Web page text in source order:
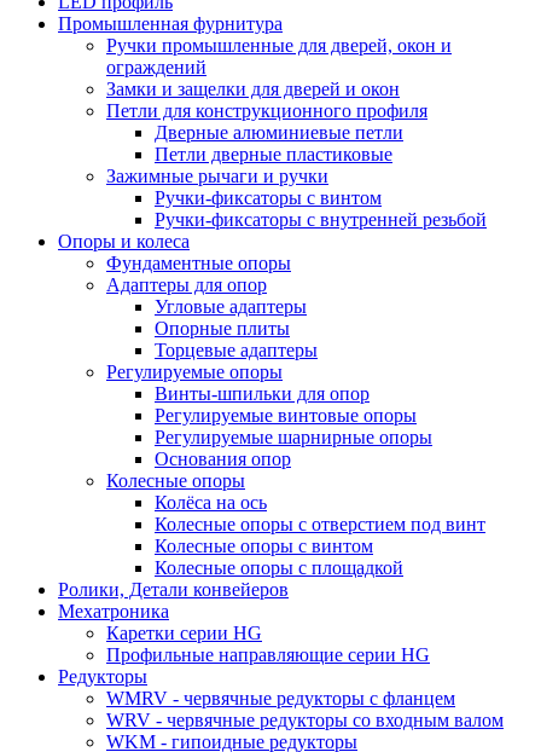
Промышленная фурнитура
Ручки промышленные для дверей, окон и
ограждений
Замки и защелки для дверей и окон
Петли для конструкционного профиля
Дверные алюминиевые петли
Петли дверные пластиковые
Зажимные рычаги и ручки
Ручки-фиксаторы c винтом
Ручки-фиксаторы c внутренней резьбой
Опоры и колеса
Фундаментные опоры
Адаптеры для опор
Угловые адаптеры
Опорные плиты
Торцевые адаптеры
Регулируемые опоры
Винты-шпильки для опор
Регулируемые винтовые опоры
Регулируемые шарнирные опоры
Основания опор
Колесные опоры
Колёса на ось
Колесные опоры с отверстием под винт
Колесные опоры с винтом
Колесные опоры с площадкой
Ролики, Детали конвейеров
Мехатроника
Каретки серии HG
Профильные направляющие серии HG
Редукторы
WMRV - червячные редукторы с фланцем
WRV - червячные редукторы со входным валом
WKM - гипоидные редукторы